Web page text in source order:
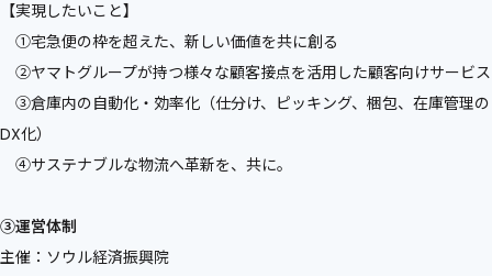
【実現したいこと】
①宅急便の枠を超えた、新しい価値を共に創る
②ヤマトグループが持つ様々な顧客接点を活用した顧客向けサービス
③倉庫内の自動化・効率化（仕分け、ピッキング、梱包、在庫管理の
DX化）
④サステナブルな物流へ革新を、共に。
③運営体制
主催：ソウル経済振興院